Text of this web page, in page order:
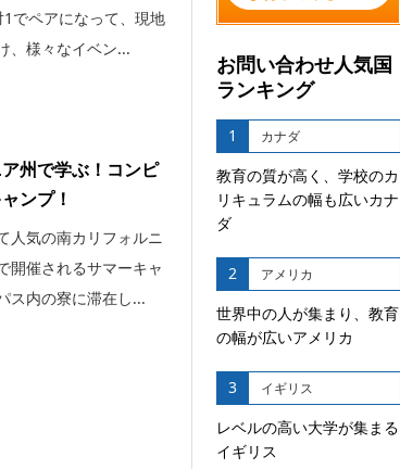
でペアになって、現地
、様々なイベン...
州で学ぶ！コンピ
ンプ！
人気の南カリフォルニ
開催されるサマーキャ
ス内の寮に滞在し...
お問い合わせ人気国
ランキング
1 カナダ
教育の質が高く、学校のカ
リキュラムの幅も広いカナ
ダ
2 アメリカ
世界中の人が集まり、教育
の幅が広いアメリカ
3 イギリス
レベルの高い大学が集まる
イギリス